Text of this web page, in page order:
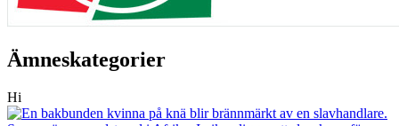
Ämneskategorier
Hi